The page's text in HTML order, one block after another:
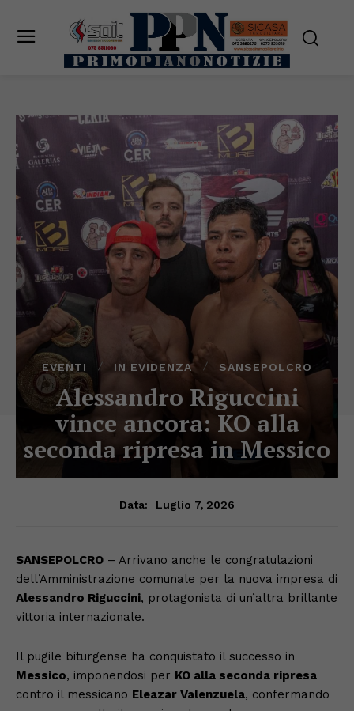
EVENTI IN EVIDENZA SANSEPOLCRO
Alessandro Riguccini
vince ancora: KO alla
seconda ripresa in Messico
Data: Luglio 7, 2026
SANSEPOLCRO – Arrivano anche le congratulazioni
dell’Amministrazione comunale per la nuova impresa di
Alessandro Riguccini, protagonista di un’altra brillante
vittoria internazionale.
Il pugile biturgense ha conquistato il successo in
Messico, imponendosi per KO alla seconda ripresa
contro il messicano Eleazar Valenzuela, confermando